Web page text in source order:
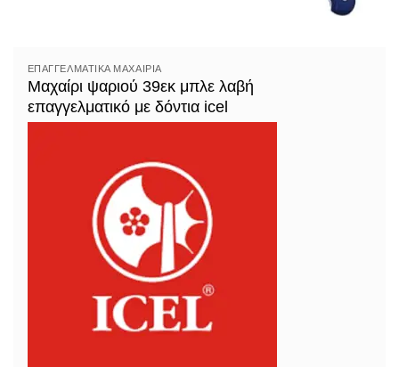
ΕΠΑΓΓΕΛΜΑΤΙΚΆ ΜΑΧΑΊΡΙΑ
Μαχαίρι ψαριού 39εκ μπλε λαβή
επαγγελματικό με δόντια icel